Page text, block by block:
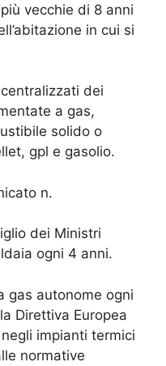
vecchie di 8 anni
in cui si
dei
a gas,
solido o
gpl e gasolio.
n.
dei Ministri
ogni 4 anni.
gas autonome ogni
Direttiva Europea
impianti termici
normative